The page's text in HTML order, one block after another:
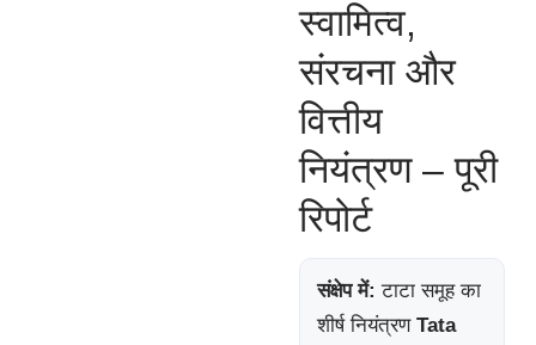
स्वामित्व,
संरचना और
वित्तीय
नियंत्रण – पूरी
रिपोर्ट
संक्षेप में: टाटा समूह का
शीर्ष नियंत्रण Tata